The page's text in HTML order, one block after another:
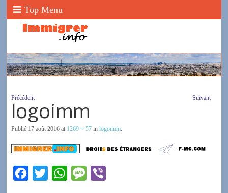
Top Menu
Précédent Suivant
logoimm
Publié 17 août 2016at 1269 × 57in logoimm.
W
M